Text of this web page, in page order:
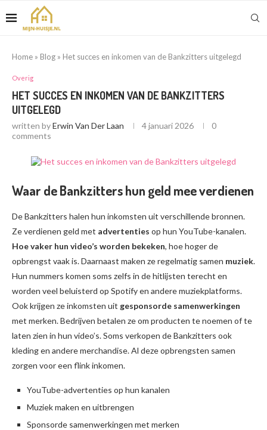
Home » Blog » Het succes en inkomen van de Bankzitters uitgelegd
Overig
HET SUCCES EN INKOMEN VAN DE BANKZITTERS
UITGELEGD
written byErwin Van Der Laan 4 januari 2026
0
comments
Waar de Bankzitters hun geld mee verdienen
De Bankzitters halen hun inkomsten uit verschillende bronnen.
Ze verdienen geld met advertenties op hun YouTube-kanalen.
Hoe vaker hun video’s worden bekeken, hoe hoger de
opbrengst vaak is. Daarnaast maken ze regelmatig samen muziek.
Hun nummers komen soms zelfs in de hitlijsten terecht en
worden veel beluisterd op Spotify en andere muziekplatforms.
Ook krijgen ze inkomsten uit gesponsorde samenwerkingen
met merken. Bedrijven betalen ze om producten te noemen of te
laten zien in hun video’s. Soms verkopen de Bankzitters ook
kleding en andere merchandise. Al deze opbrengsten samen
zorgen voor een flink inkomen.
YouTube-advertenties op hun kanalen
Muziek maken en uitbrengen
Sponsorde samenwerkingen met merken